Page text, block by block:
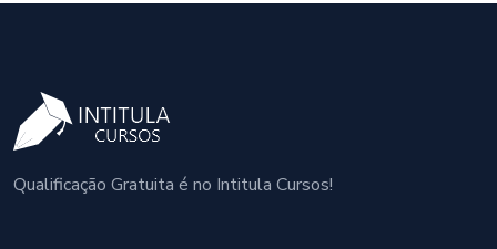
Qualificação Gratuita é no Intitula Cursos!